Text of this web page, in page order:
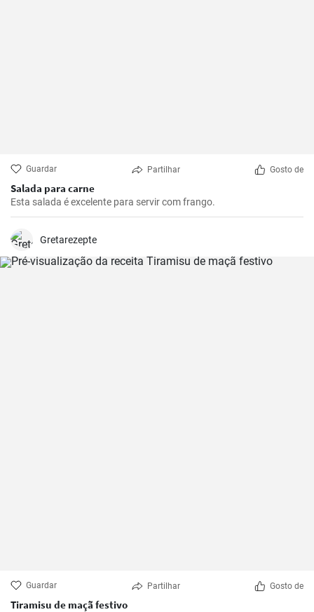
Guardar Partilhar Gosto de
Salada para carne
Esta salada é excelente para servir com frango.
Gretarezepte
Guardar Partilhar Gosto de
Tiramisu de maçã festivo